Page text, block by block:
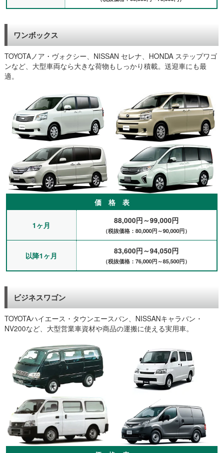
良いみたいです。
た。距離もそんなに走らないので移動できるのであれば車は何で
も良かったため、とにかく価格が安いレンタカー屋さんを探して
いたところマンスリーレンタカーの賃貸自動車を見つけました。
ただ、空車がなかっため、最初５人乗りのステーションワゴンを
使用することをご提案頂き、トヨタのノアが返却されることを確
うまく調整頂いたので助かりました。（神戸市、30代、医療機器
メーカー）
乗っていた車が急に故障して修理している間、工場から2週間く
らい代車を借りていましたが、それ以上借りれなかったみたいな
ので、レンタカーを探していたところ『マンスリーレンタカー』
で御社を見つけました。トヨタのイストを1か月借りました。価
格が安くて満足しています。ありがとうございました。（神戸、
会社員）
急遽、出張で1ヶ月ほど神戸へ行くことになり、マンスリーレン
タカーを使いました。大手と比べて格安だったので、満足してい
ます。手続きも簡単で駅で受け渡しができるのは大変助かりまし
故障の代車のためマンスリーレンタカーを探して、賃貸自動車を
見つけました。とにかく安くしたかったので、車種を選ばず価格
重視でお願いしたところ、オレンジ色のマーチを借りれました。
派手でしたが、５万円台で抑えれたのでこんなもんかなーと思い
ます。
（灘区、会社員、30代）
出張のため１ヶ月と数日の間でフィットを借りました。マンスリ
宮駅まで配送して頂いて助かりました。
（建築業、神戸市三宮）
事故をしてしまい、自分の車を廃車にしてしまったため、急遽車
を買うまでの間、マンスリーレンタカーを借りました。中古車を
探していてなかなか決められず、結局３ヶ月、４ヶ月ほど利用し
ました。延長の際は、電話で延長更新を伝えて請求書が届くと振
込みという流れで、いちいちお店へ行くなど面倒なことはないの
で良かったでした。ありがとうございました。
（東灘区、主婦）
3店舗目のオープンにつき、社用車を購入するまでの間、２ヶ月
～３ヶ月利用予定で営業車として２台借りました。お客様の会社
へ訪問することもあるので、どんなくるまか心配でしたが、きれ
いな車でしたので安心しました。ありがとうございます。（西
宮、医療法人）
兵庫県の神戸市、明石市、尼崎市、を中心として冷却設備業をし
ております。繁忙期だけ、賃貸自動車さんのマンスリーレンタカ
ワンボックス
TOYOTAノア・ヴォクシー、NISSAN セレナ、HONDA ステップワゴ
ンなど、大型車両なら大きな荷物もしっかり積載。送迎車にも最
適。
価 格 表
1ヶ月 88,000円～99,000円
（税抜価格：80,000円～90,000円）
以降1ヶ月 83,600円～94,050円
（税抜価格：76,000円～85,500円）
ビジネスワゴン
TOYOTAハイエース・タウンエースバン、NISSANキャラバン・
NV200など、大型営業車資材や商品の運搬に使える実用車。